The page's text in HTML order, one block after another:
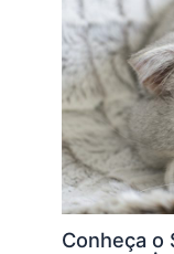
Conheça o